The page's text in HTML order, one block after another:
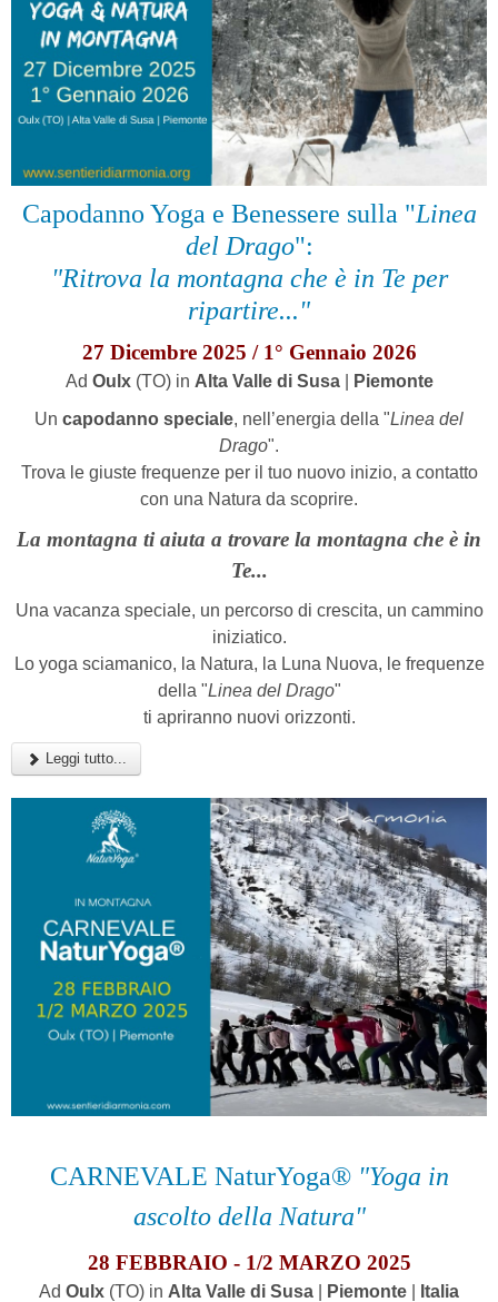
Capodanno Yoga e Benessere sulla "Linea
del Drago":
"Ritrova la montagna che è in Te per
ripartire..."
27 Dicembre 2025 / 1° Gennaio 2026
Ad Oulx(TO) in Alta Valle di Susa|
Piemonte
Un capodanno speciale, nell’energia della "Linea del
Drago".
Trova le giuste frequenze per il tuo nuovo inizio, a contatto
con una Natura da scoprire.
La montagna ti aiuta a trovare la montagna che è in
Te...
Una vacanza speciale, un percorso di crescita, un cammino
iniziatico.
Lo yoga sciamanico, la Natura, la Luna Nuova, le frequenze
della "Linea del Drago"
ti apriranno nuovi orizzonti.
Leggi tutto...
CARNEVALE NaturYoga® "Yoga in
ascolto della Natura"
28 FEBBRAIO - 1/2 MARZO 2025
Ad Oulx (TO) in Alta Valle di Susa Piemonte Italia